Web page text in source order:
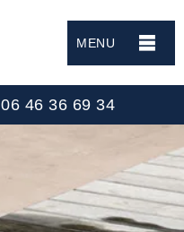
MENU
06 46 36 69 34